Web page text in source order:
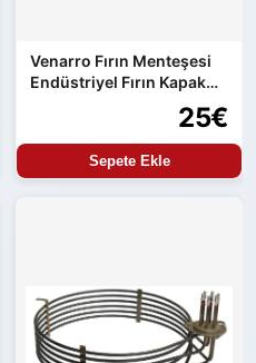
Venarro Fırın Menteşesi
Endüstriyel Fırın Kapak
Menteşesi Uyumlu Set25€
Sepete Ekle